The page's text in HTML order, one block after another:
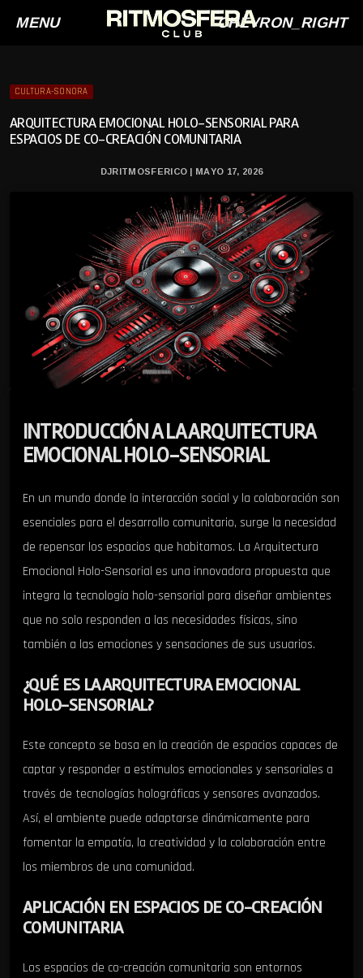
MENU CHEVRON_RIGHT
CULTURA-SONORA
ARQUITECTURA EMOCIONAL HOLO-SENSORIAL PARA
ESPACIOS DE CO-CREACIÓN COMUNITARIA
DJRITMOSFERICO | MAYO 17, 2026
INTRODUCCIÓN A LA ARQUITECTURA
EMOCIONAL HOLO-SENSORIAL
En un mundo donde la interacción social y la colaboración son
esenciales para el desarrollo comunitario, surge la necesidad
de repensar los espacios que habitamos. La Arquitectura
Emocional Holo-Sensorial es una innovadora propuesta que
integra la tecnología holo-sensorial para diseñar ambientes
que no solo responden a las necesidades físicas, sino
también a las emociones y sensaciones de sus usuarios.
¿QUÉ ES LA ARQUITECTURA EMOCIONAL
HOLO-SENSORIAL?
Este concepto se basa en la creación de espacios capaces de
captar y responder a estímulos emocionales y sensoriales a
través de tecnologías holográficas y sensores avanzados.
Así, el ambiente puede adaptarse dinámicamente para
fomentar la empatía, la creatividad y la colaboración entre
los miembros de una comunidad.
APLICACIÓN EN ESPACIOS DE CO-CREACIÓN
COMUNITARIA
Los espacios de co-creación comunitaria son entornos